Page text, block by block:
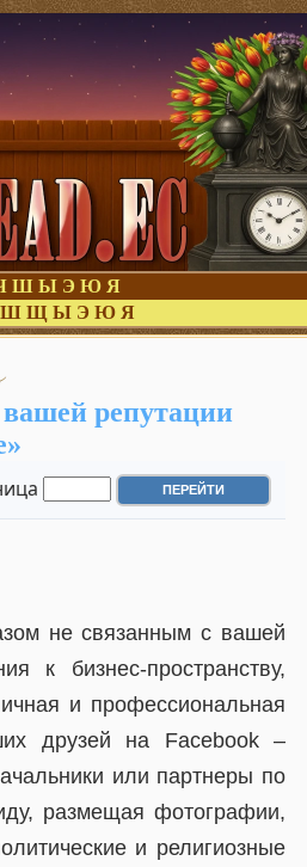
Ш Ы Э Ю Я
Ш Щ Ы Э Ю Я
репутации
не связанным с вашей
к бизнес-пространству,
и профессиональная
друзей на Facebook –
или партнеры по
размещая фотографии,
и религиозные